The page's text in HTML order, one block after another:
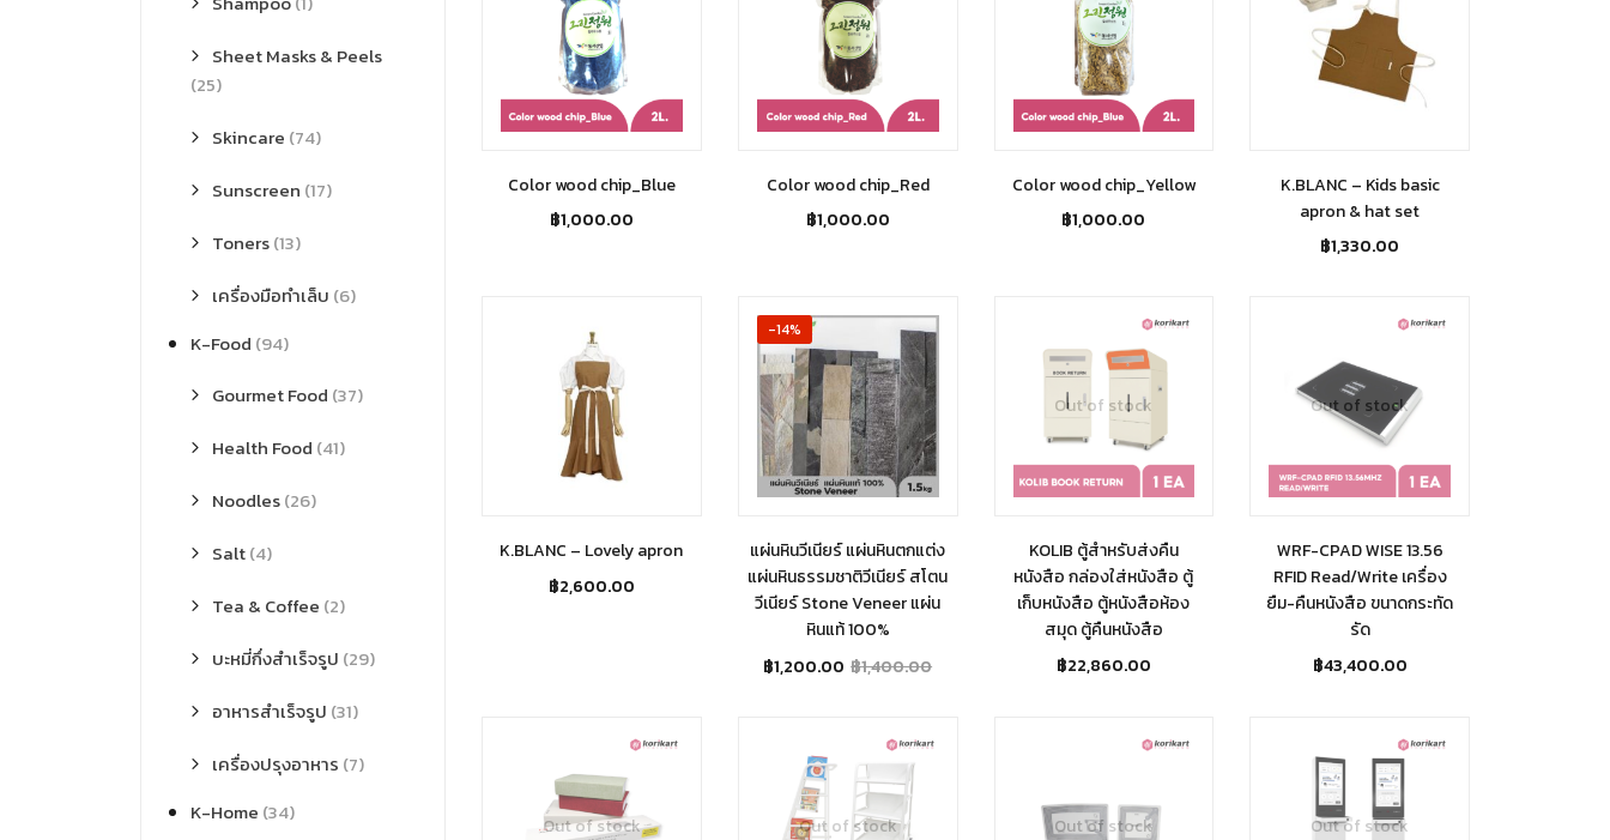
Sheet Masks & Peels
(25)
Skincare (74)
Sunscreen (17)
Toners(13)
เครื่องมือทำเล็บ (6)
K-Food (94)
Gourmet Food (37)
Health Food (41)
Noodles(26)
Salt(4)
Tea & Coffee (2)
บะหมี่กึ่งสำเร็จรูป (29)
อาหารสำเร็จรูป (31)
เครื่องปรุงอาหาร (7)
K-Home (34)
Color wood chip_Blue
฿1,000.00
Color wood chip_Red
฿1,000.00
Color wood chip_Yellow
฿1,000.00
K.BLANC – Kids basic
apron & hat set
฿1,330.00
K.BLANC – Lovely apron
฿2,600.00
-14%
แผ่นหินวีเนียร์ แผ่นหินตกแต่ง
แผ่นหินธรรมชาติวีเนียร์ สโตน
วีเนียร์ Stone Veneer แผ่น
หินแท้ 100%
฿1,200.00 ฿1,400.00
Out of stock
KOLIB ตู้สำหรับส่งคืน
หนังสือ กล่องใส่หนังสือ ตู้
เก็บหนังสือ ตู้หนังสือห้อง
สมุด ตู้คืนหนังสือ
฿22,860.00
Out of stock
WRF-CPAD WISE 13.56
RFID Read/Write เครื่อง
ยืม-คืนหนังสือ ขนาดกระทัด
รัด
฿43,400.00
Out of stock Out of stock Out of stock Out of stock